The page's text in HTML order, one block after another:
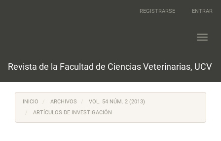
REGISTRARSE ENTRAR
Revista de la Facultad de Ciencias Veterinarias, UCV
INICIO ARCHIVOS
VOL. 54 NÚM. 2 (2013)
ARTÍCULOS DE INVESTIGACIÓN